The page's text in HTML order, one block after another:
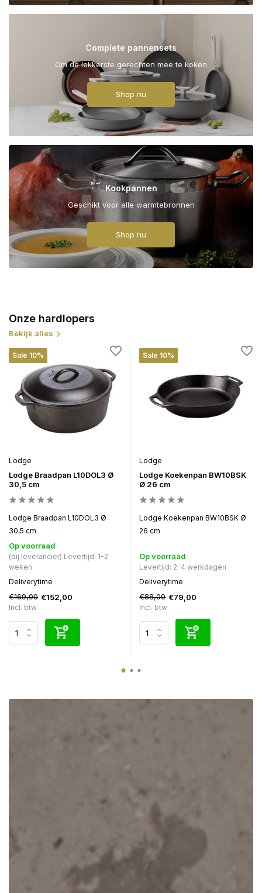
Complete pannensets
Om de lekkerste gerechten mee te koken
Shop nu
Kookpannen
Geschikt voor alle warmtebronnen
Shop nu
Onze hardlopers
Bekijk alles
Sale 10%
Lodge
Lodge Braadpan L10DOL3 Ø
30,5 cm
Lodge Braadpan L10DOL3 Ø
30,5 cm
Op voorraad
(bij leverancier) Levertijd: 1-2
weken
Deliverytime
€169,00 €152,00
Incl. btw
Sale 10%
Lodge
Lodge Koekenpan BW10BSK
Ø 26 cm
Lodge Koekenpan BW10BSK Ø
26 cm
Op voorraad
Levertijd: 2-4 werkdagen
Deliverytime
€88,00 €79,00
Incl. btw